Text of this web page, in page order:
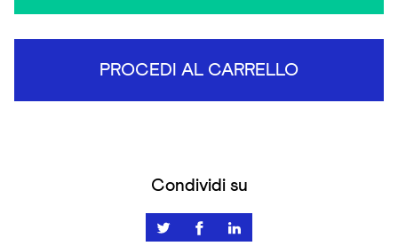
PROCEDI AL CARRELLO
Condividi su